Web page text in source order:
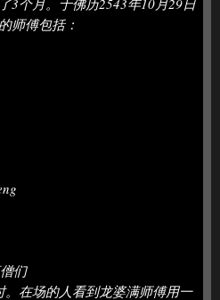
3个月。于佛历2543年10月29日
师傅包括：
们
在场的人看到龙婆满师傅用一